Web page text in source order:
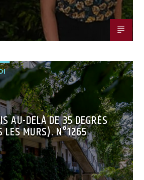
AU-DELÀ DE 35 DEGRÉS
LES MURS). N°1265